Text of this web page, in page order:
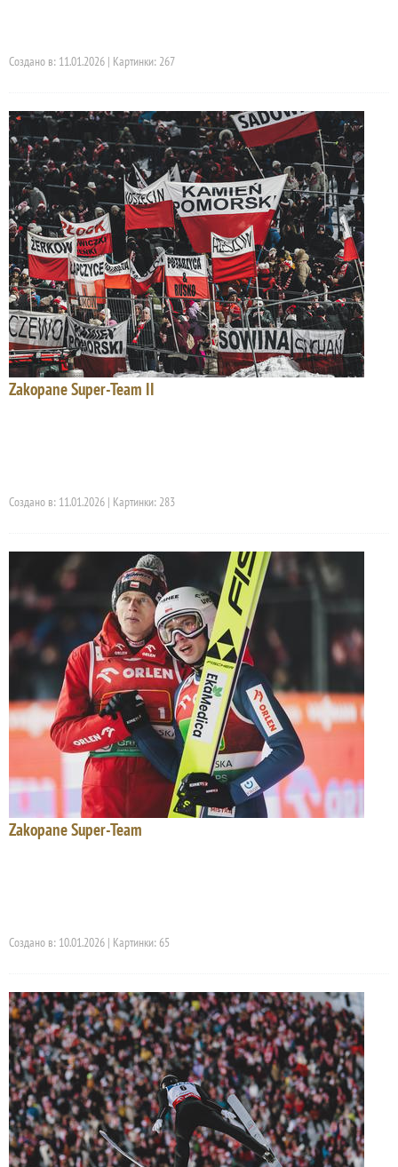
Создано в: 11.01.2026 | Картинки: 267
Zakopane Super-Team II
Создано в: 11.01.2026 | Картинки: 283
Zakopane Super-Team
Создано в: 10.01.2026 | Картинки: 65